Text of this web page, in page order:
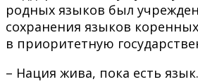
родных языков был
сохранения языков
в приоритетную
– Нация жива, пока есть